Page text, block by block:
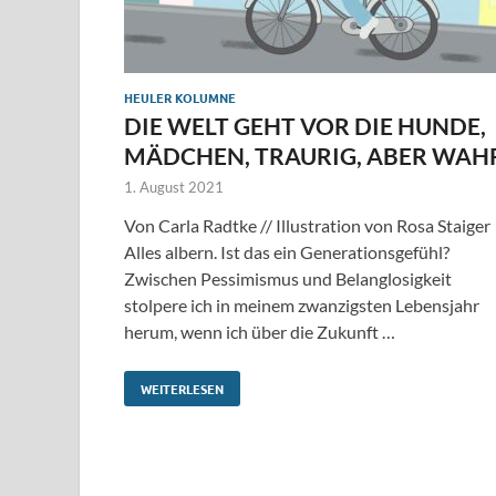
HEULER KOLUMNE
DIE WELT GEHT VOR DIE HUNDE,
MÄDCHEN, TRAURIG, ABER
1. August 2021
Von Carla Radtke // Illustration von Rosa Staiger
Alles albern. Ist das ein Generationsgefühl?
Zwischen Pessimismus und Belanglosigkeit
stolpere ich in meinem zwanzigsten Lebensjahr
herum, wenn ich über die Zukunft …
WEITERLESEN